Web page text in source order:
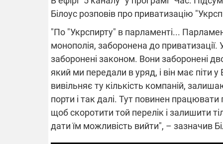
Білоус розповів про приватизацію
"По "Укрспирту" в парламенті...
монополія, заборонена до приватизації.
заборонені законом. Вони заборонені
який ми передали в уряд, і він має піти у
вивільняє ту кількість компаній,
порти і так далі. Тут повинен
щоб скоротити той перелік і залишити
дати їм можливість вийти", – зазначив
директора Енергоатому
З колишнього віцепрем'єра Олексія
браслет стеження
атакувала
08.09.2025
Підтримай
"Машинерію